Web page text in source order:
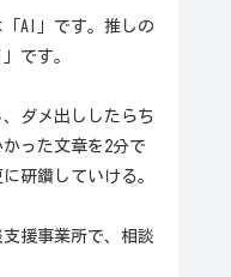
AI」です。推しの
です。
ダメ出ししたらち
った文章を2分で
研鑽していける。
援事業所で、相談